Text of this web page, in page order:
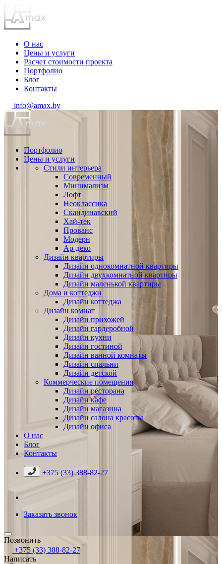
О нас
Цены и услуги
Расчет стоимости проекта
Портфолио
Блог
Контакты
info@amax.by
Портфолио
Цены и услуги
Стили интерьера
Современный
Минимализм
Лофт
Неоклассика
Скандинавский
Хай-тек
Прованс
Модерн
Ар-деко
Дизайн квартиры
Дизайн однокомнатной квартиры
Дизайн двухкомнатной квартиры
Дизайн маленькой квартиры
Дома и коттеджи
Дизайн коттеджа
Дизайн комнат
Дизайн прихожей
Дизайн гардеробной
Дизайн кухни
Дизайн гостиной
Дизайн ванной комнаты
Дизайн спальни
Дизайн детской
Коммерческие помещения
Дизайн ресторана
Дизайн кафе
Дизайн магазина
Дизайн салона красоты
Дизайн офиса
О нас
Блог
Контакты
+375 (33) 388-82-27
Заказать звонок
Позвонить
+375 (33) 388-82-27
Написать